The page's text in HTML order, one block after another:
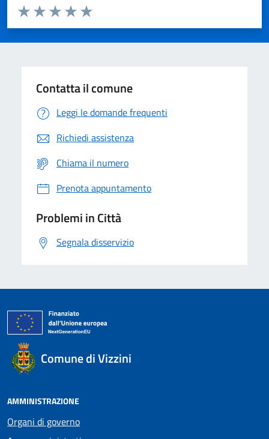
Domanda
Valuta da 1 a 5 stelle la pagina
Valuta 5 stelle su 5
Valuta 4 stelle su 5
Valuta 3 stelle su 5
Valuta 2 stelle su 5
Valuta 1 stelle su 5
Contatta il comune
Leggi le domande frequenti
Richiedi assistenza
Chiama il numero
Prenota appuntamento
Problemi in Città
Segnala disservizio
Comune di Vizzini
AMMINISTRAZIONE
Organi di governo